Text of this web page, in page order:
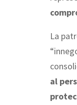
La
al